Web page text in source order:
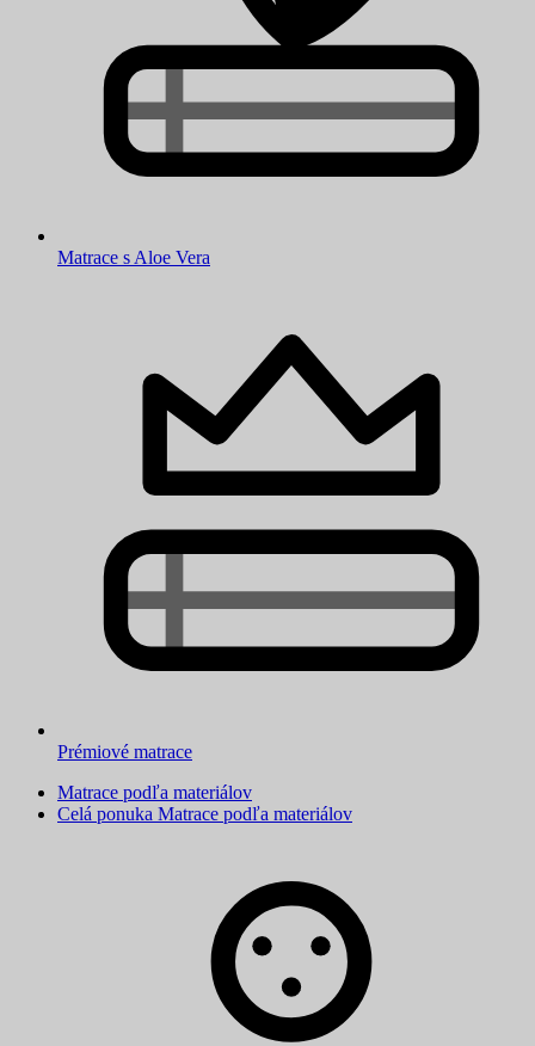
Matrace s Aloe Vera
Prémiové matrace
Matrace podľa materiálov
Celá ponuka Matrace podľa materiálov